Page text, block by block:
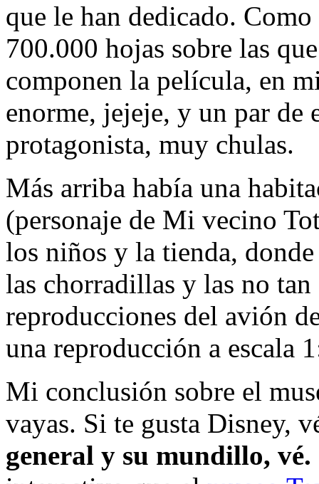
que le han dedicado.
700.000 hojas sobre las
componen la película, en
enorme, jejeje, y un par de
protagonista, muy chulas.
Más arriba había una
(personaje de Mi vecino
los niños y la tienda,
las chorradillas y las no
reproducciones del avión
una reproducción a escala
Mi conclusión sobre el
vayas. Si te gusta Disney,
general y su mundillo, vé.